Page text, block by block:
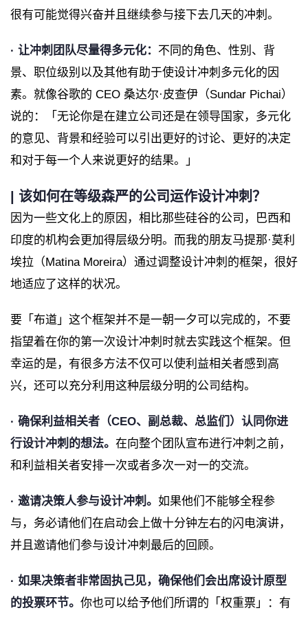
很有可能觉得兴奋并且继续参与接下去几天的冲刺。
· 让冲刺团队尽量得多元化： 不同的角色、性别、背
景、职位级别以及其他有助于使设计冲刺多元化的因
素。就像谷歌的 CEO 桑达尔·皮查伊（Sundar Pichai）
说的：「无论你是在建立公司还是在领导国家，多元化
的意见、背景和经验可以引出更好的讨论、更好的决定
和对于每一个人来说更好的结果。」
| 该如何在等级森严的公司运作设计冲刺？
因为一些文化上的原因，相比那些硅谷的公司，巴西和
印度的机构会更加得层级分明。而我的朋友马提那·莫利
埃拉（Matina Moreira）通过调整设计冲刺的框架，很好
地适应了这样的状况。
要「布道」这个框架并不是一朝一夕可以完成的，不要
指望着在你的第一次设计冲刺时就去实践这个框架。但
幸运的是，有很多方法不仅可以使利益相关者感到高
兴，还可以充分利用这种层级分明的公司结构。
· 确保利益相关者（CEO、副总裁、总监们）认同你进
行设计冲刺的想法。 在向整个团队宣布进行冲刺之前，
和利益相关者安排一次或者多次一对一的交流。
· 邀请决策人参与设计冲刺。 如果他们不能够全程参
与，务必请他们在启动会上做十分钟左右的闪电演讲，
并且邀请他们参与设计冲刺最后的回顾。
· 如果决策者非常固执己见，确保他们会出席设计原型
的投票环节。 你也可以给予他们所谓的「权重票」：有